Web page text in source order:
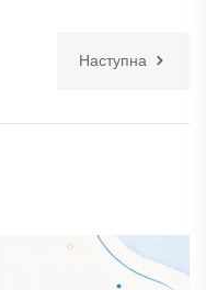
Наступна